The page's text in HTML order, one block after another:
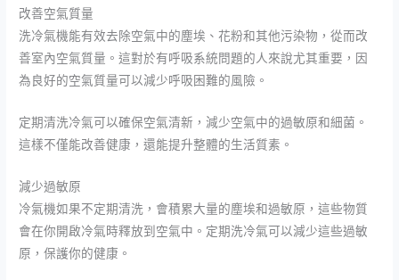
改善空氣質量
洗冷氣機能有效去除空氣中的塵埃、花粉和其他污染物，從而改
善室內空氣質量。這對於有呼吸系統問題的人來說尤其重要，因
為良好的空氣質量可以減少呼吸困難的風險。
定期清洗冷氣可以確保空氣清新，減少空氣中的過敏原和細菌。
這樣不僅能改善健康，還能提升整體的生活質素。
減少過敏原
冷氣機如果不定期清洗，會積累大量的塵埃和過敏原，這些物質
會在你開啟冷氣時釋放到空氣中。定期洗冷氣可以減少這些過敏
原，保護你的健康。